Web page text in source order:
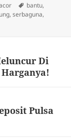
Tag
bantu,
,serbaguna,
Di
Pulsa